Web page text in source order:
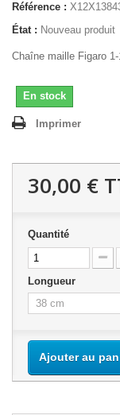
Référence :
État : Nouveau produit
Chaîne maille Figaro
En stock
Imprimer
30,00 €
Quantité
Longueur
Ajouter au